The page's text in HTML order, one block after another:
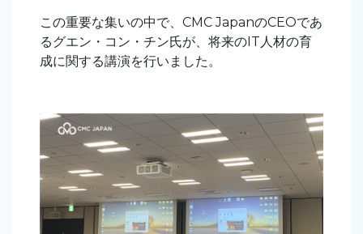
この重要な集いの中で、CMC JapanのCEOであ
るグエン・コン・チン氏が、将来のIT人材の育
成に関する講演を行い ました。